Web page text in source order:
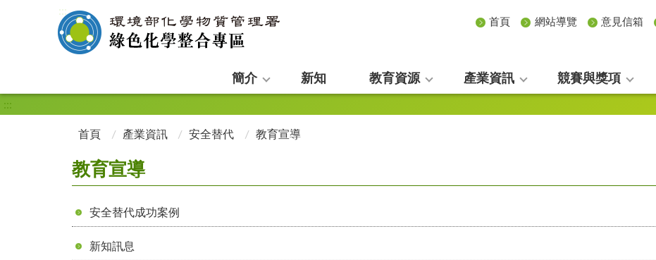
首頁 網站導覽 意見信箱
:::
簡介 新知 教育資源 產業資訊 競賽與獎項
:::
首頁 產業資訊 安全替代 教育宣導
教育宣導
安全替代成功案例
新知訊息